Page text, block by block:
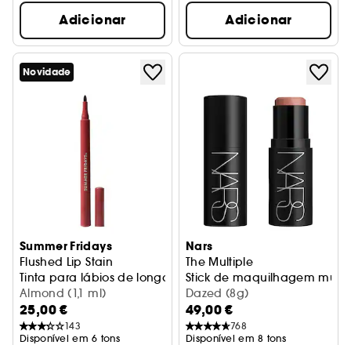
Adicionar Adicionar
Novidade
Summer Fridays
Flushed Lip Stain
Tinta para lábios de longa duração
Almond (1,1 ml)
25,00 €
143
Disponível em 6 tons
Nars
The Multiple
Stick de maquilhagem
Dazed (8g)
49,00 €
768
Disponível em 8 tons